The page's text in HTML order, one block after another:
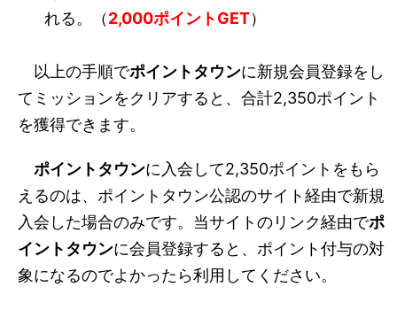
れる。（2,000ポイントGET）
以上の手順でポイントタウンに新規会員登録をし
てミッションをクリアすると、合計2,350ポイント
を獲得できます。
ポイントタウンに入会して2,350ポイントをもら
えるのは、ポイントタウン公認のサイト経由で新規
入会した場合のみです。当サイトのリンク経由でポ
イントタウンに会員登録すると、ポイント付与の対
象になるのでよかったら利用してください。